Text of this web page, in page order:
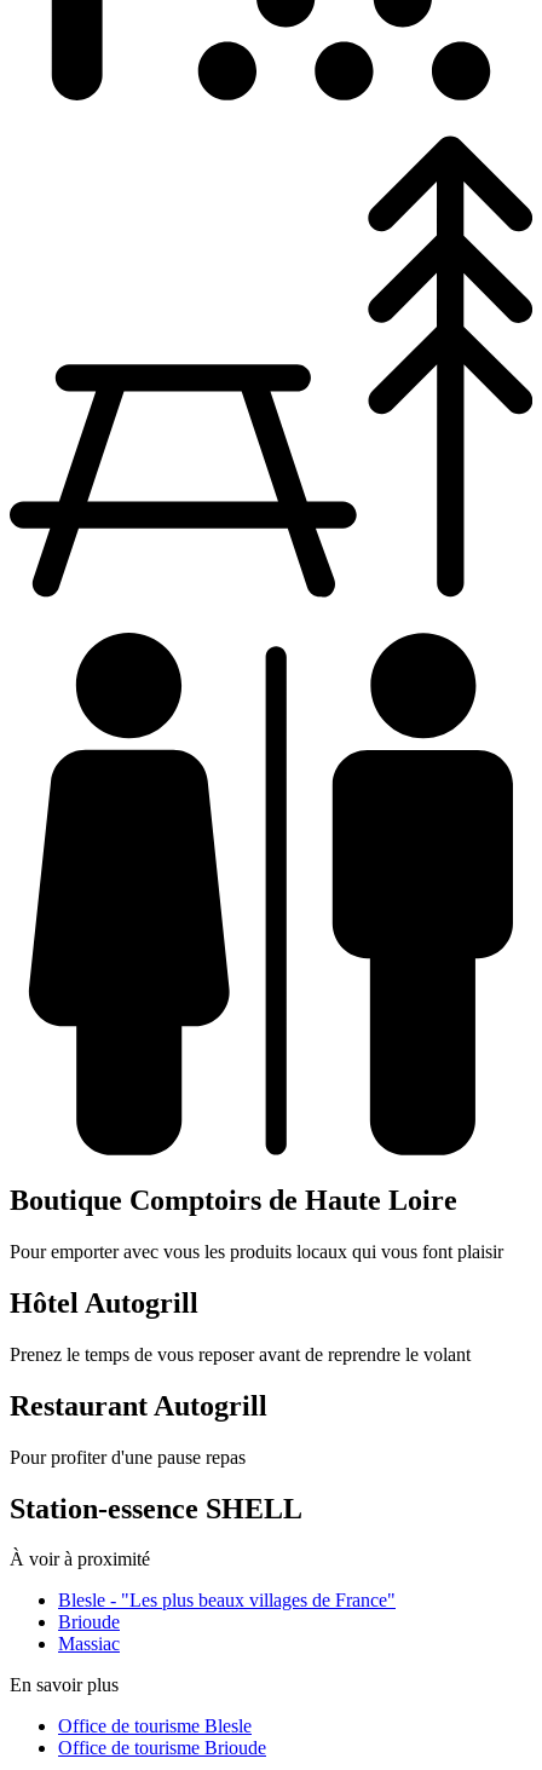
Boutique Comptoirs de Haute Loire
Pour emporter avec vous les produits locaux qui vous font plaisir
Hôtel Autogrill
Prenez le temps de vous reposer avant de reprendre le volant
Restaurant Autogrill
Pour profiter d'une pause repas
Station-essence SHELL
À voir à proximité
Blesle - "Les plus beaux villages de France"
Brioude
Massiac
En savoir plus
Office de tourisme Blesle
Office de tourisme Brioude